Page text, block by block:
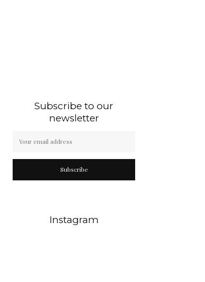
Subscribe to our
newsletter
Subscribe
Instagram